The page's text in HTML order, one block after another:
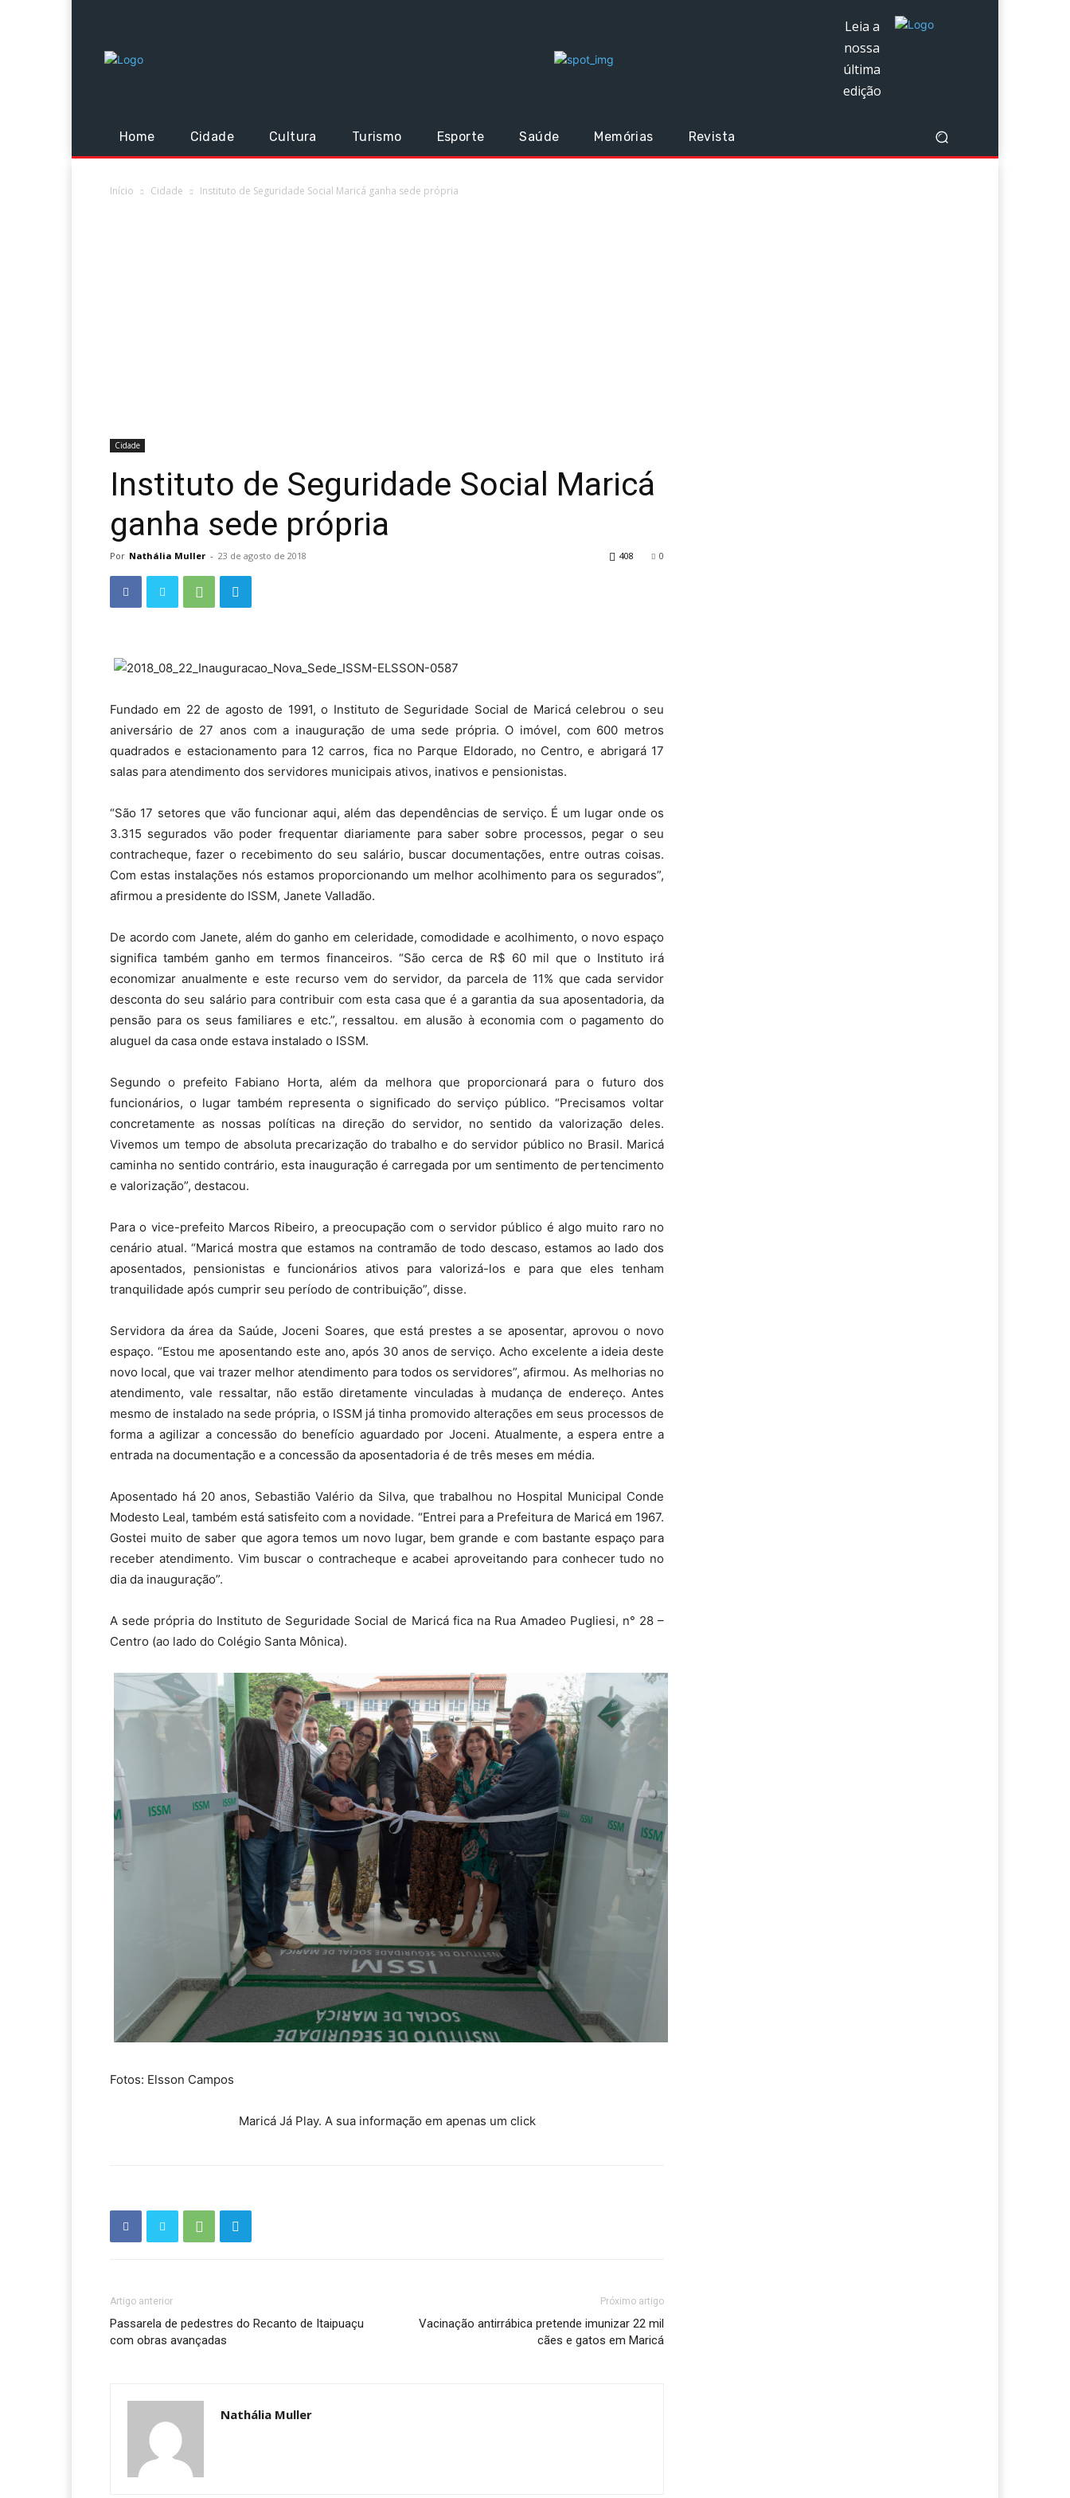
Leia a
nossa
última
edição
Home Cidade Cultura Turismo Esporte Saúde Memórias Revista
Início Cidade Instituto de Seguridade Social Maricá ganha sede própria
Cidade
Instituto de Seguridade Social Maricá
ganha sede própria
Por Nathália Muller - 23 de agosto de 2018 0
408
Fundado em 22 de agosto de 1991, o Instituto de Seguridade Social de Maricá celebrou o seu
aniversário de 27 anos com a inauguração de uma sede própria. O imóvel, com 600 metros
quadrados e estacionamento para 12 carros, fica no Parque Eldorado, no Centro, e abrigará 17
salas para atendimento dos servidores municipais ativos, inativos e pensionistas.
“São 17 setores que vão funcionar aqui, além das dependências de serviço. É um lugar onde os
3.315 segurados vão poder frequentar diariamente para saber sobre processos, pegar o seu
contracheque, fazer o recebimento do seu salário, buscar documentações, entre outras coisas.
Com estas instalações nós estamos proporcionando um melhor acolhimento para os segurados”,
afirmou a presidente do ISSM, Janete Valladão.
De acordo com Janete, além do ganho em celeridade, comodidade e acolhimento, o novo espaço
significa também ganho em termos financeiros. “São cerca de R$ 60 mil que o Instituto irá
economizar anualmente e este recurso vem do servidor, da parcela de 11% que cada servidor
desconta do seu salário para contribuir com esta casa que é a garantia da sua aposentadoria, da
pensão para os seus familiares e etc.”, ressaltou. em alusão à economia com o pagamento do
aluguel da casa onde estava instalado o ISSM.
Segundo o prefeito Fabiano Horta, além da melhora que proporcionará para o futuro dos
funcionários, o lugar também representa o significado do serviço público. “Precisamos voltar
concretamente as nossas políticas na direção do servidor, no sentido da valorização deles.
Vivemos um tempo de absoluta precarização do trabalho e do servidor público no Brasil. Maricá
caminha no sentido contrário, esta inauguração é carregada por um sentimento de pertencimento
e valorização”, destacou.
Para o vice-prefeito Marcos Ribeiro, a preocupação com o servidor público é algo muito raro no
cenário atual. “Maricá mostra que estamos na contramão de todo descaso, estamos ao lado dos
aposentados, pensionistas e funcionários ativos para valorizá-los e para que eles tenham
tranquilidade após cumprir seu período de contribuição”, disse.
Servidora da área da Saúde, Joceni Soares, que está prestes a se aposentar, aprovou o novo
espaço. “Estou me aposentando este ano, após 30 anos de serviço. Acho excelente a ideia deste
novo local, que vai trazer melhor atendimento para todos os servidores”, afirmou. As melhorias no
atendimento, vale ressaltar, não estão diretamente vinculadas à mudança de endereço. Antes
mesmo de instalado na sede própria, o ISSM já tinha promovido alterações em seus processos de
forma a agilizar a concessão do benefício aguardado por Joceni. Atualmente, a espera entre a
entrada na documentação e a concessão da aposentadoria é de três meses em média.
Aposentado há 20 anos, Sebastião Valério da Silva, que trabalhou no Hospital Municipal Conde
Modesto Leal, também está satisfeito com a novidade. “Entrei para a Prefeitura de Maricá em 1967.
Gostei muito de saber que agora temos um novo lugar, bem grande e com bastante espaço para
receber atendimento. Vim buscar o contracheque e acabei aproveitando para conhecer tudo no
dia da inauguração”.
A sede própria do Instituto de Seguridade Social de Maricá fica na Rua Amadeo Pugliesi, n° 28 –
Centro (ao lado do Colégio Santa Mônica).
Fotos: Elsson Campos
Maricá Já Play. A sua informação em apenas um click
Artigo anterior
Passarela de pedestres do Recanto de Itaipuaçu
com obras avançadas
Próximo artigo
Vacinação antirrábica pretende imunizar 22 mil
cães e gatos em Maricá
Nathália Muller